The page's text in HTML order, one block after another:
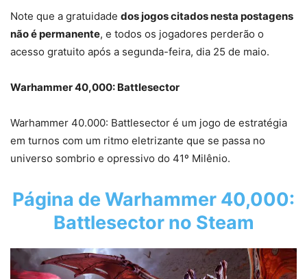
Note que a gratuidade dos jogos citados nesta postagens
não é permanente, e todos os jogadores perderão o
acesso gratuito após a segunda-feira, dia 25 de maio.
Warhammer 40,000: Battlesector
Warhammer 40.000: Battlesector é um jogo de estratégia
em turnos com um ritmo eletrizante que se passa no
universo sombrio e opressivo do 41º Milênio.
Página de Warhammer 40,000:
Battlesector no Steam